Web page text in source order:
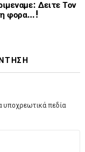
Δειτε Τον
φορα…!
υποχρεωτικά πεδία